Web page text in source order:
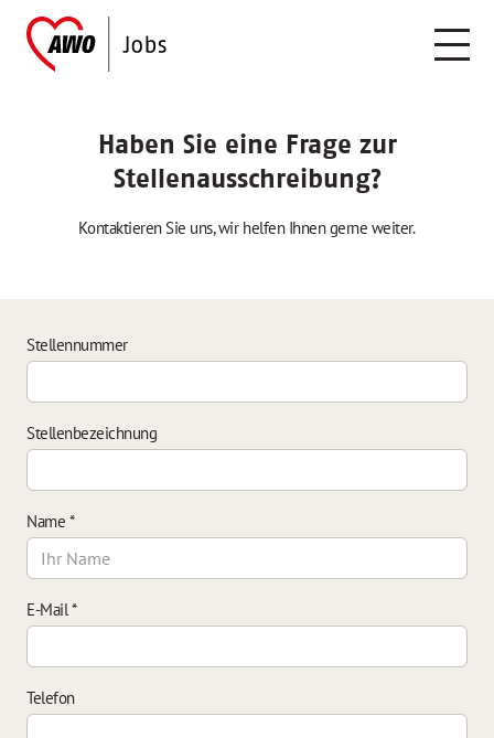
Haben Sie eine Frage zur
Stellenausschreibung?
Kontaktieren Sie uns, wir helfen Ihnen gerne weiter.
Stellennummer
Stellenbezeichnung
Name *
E-Mail*
Telefon